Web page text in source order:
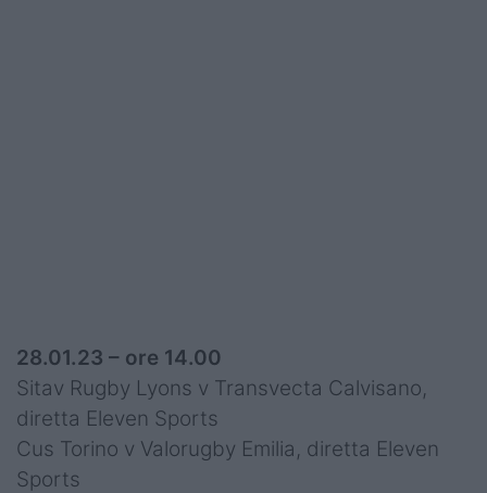
28.01.23 – ore 14.00
Sitav Rugby Lyons v Transvecta Calvisano,
diretta Eleven Sports
Cus Torino v Valorugby Emilia, diretta Eleven
Sports